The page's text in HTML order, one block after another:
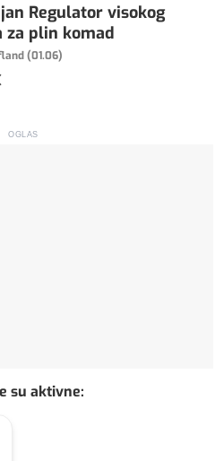
Regulator visokog
za plin komad
(01.06)
OGLAS
su aktivne: